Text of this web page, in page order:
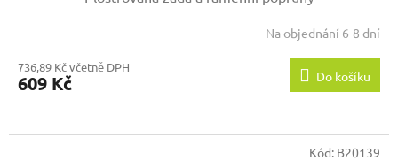
Na objednání 6-8 dní
736,89 Kč včetně DPH
609 Kč Do košíku
Kód: B20139